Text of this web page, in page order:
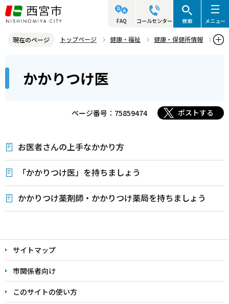
こ
の
ジ
先
FAQ コールセンター 検索 メニュー
現在のページ トップページ 健康・福祉
健康・保健所情報
こ
かかりつけ医
ページ番号：75859474 ポストする
お医者さんの上手なかかり方
「かかりつけ医」を持ちましょう
かかりつけ薬剤師・かかりつけ薬局を持ちましょう
文
こ
こ
ま
で
サイトマップ
市関係者向け
このサイトの使い方